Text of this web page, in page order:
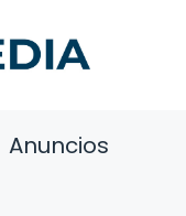
Anuncios